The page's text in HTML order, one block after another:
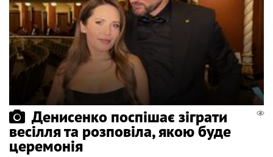
Денисенко поспішає зіграти
весілля та розповіла, якою буде
церемонія